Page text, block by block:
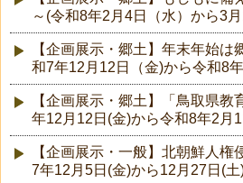
～(令和8年2月4日（水）から3
【企画展示・郷土】年末年始は
和7年12月12日（金)から令和8
【企画展示・郷土】「鳥取県教
年12月12日(金)から令和8年2月
【企画展示・一般】北朝鮮人権
7年12月5日(金)から12月27日(土